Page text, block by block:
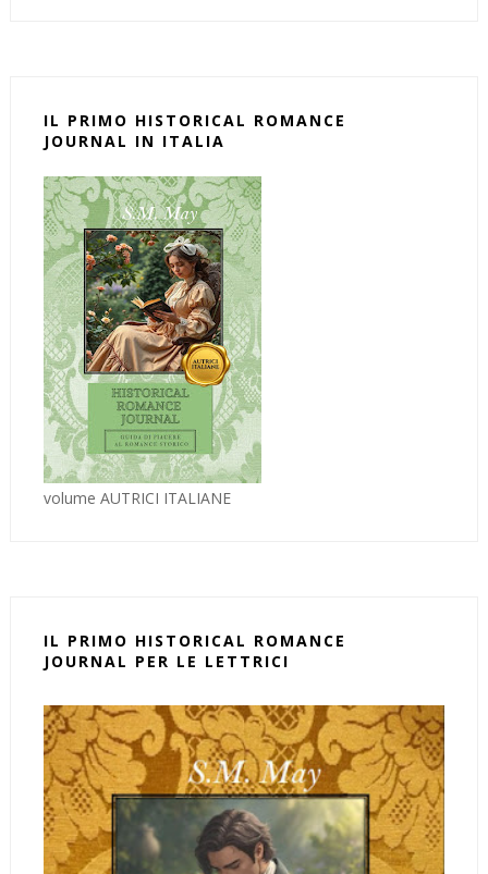
IL PRIMO HISTORICAL ROMANCE
JOURNAL IN ITALIA
volume AUTRICI ITALIANE
IL PRIMO HISTORICAL ROMANCE
JOURNAL PER LE LETTRICI